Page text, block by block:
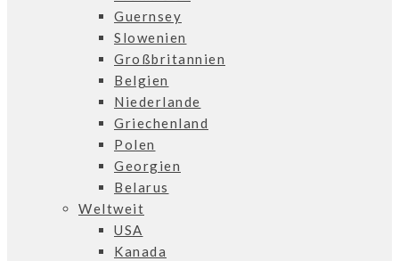
Guernsey
Slowenien
Großbritannien
Belgien
Niederlande
Griechenland
Polen
Georgien
Belarus
Weltweit
USA
Kanada